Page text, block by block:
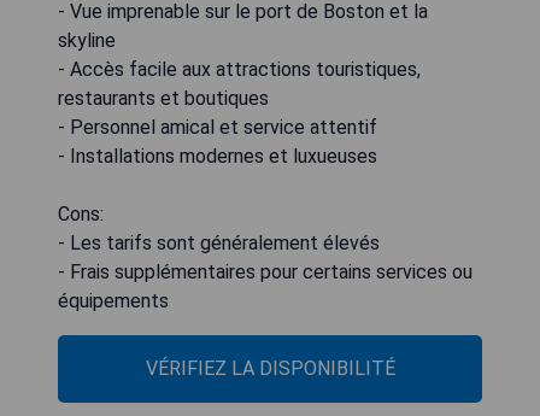
- Vue imprenable sur le port de Boston et la
skyline
- Accès facile aux attractions touristiques,
restaurants et boutiques
- Personnel amical et service attentif
- Installations modernes et luxueuses
Cons:
- Les tarifs sont généralement élevés
- Frais supplémentaires pour certains services ou
équipements
VÉRIFIEZ LA DISPONIBILITÉ